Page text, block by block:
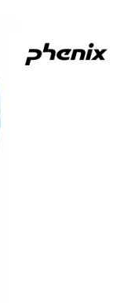
轉至「AFTEE先享後付」
結帳。
連結，可透過四大超商／
易完成。
您需要取消訂單，請聯絡
有效，需透過AFTEE先享
面顯示為準，若有關於
請聯繫「AFTEE先享後付
support/home
先享後付」服務完成之交
交易相關給付款項請求債